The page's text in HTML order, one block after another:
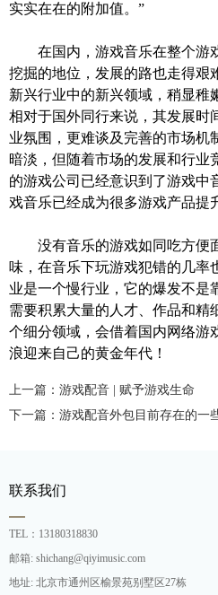
实实在在的附加值。”
在国内， 游戏音乐在整个游
挖掘的地位，发展的路也走得艰
新兴行业中的新兴领域，稍显稚
相对于国外同行来说，其发展时
业氛围，更难谈及完善的市场机
暗淡，但随着市场的发展和行业
的游戏公司已经意识到了游戏中
戏音乐已经成为很多游戏产品提
没有音乐的游戏如同吃方便
味，在音乐下玩游戏犯错的几率
业是一个慢行业， 它的爆发不是
需要积累大量的人才、作品和精
个细分领域， 会借着国内网络游
浪迎来自己的黄金年代 ！
上一篇：游戏配音 | 赋予游戏生命
下一篇：游戏配音外包目前存在的一
联系我们
TEL：13180318830
邮箱: shichang@qiyimusic.com
地址: 北京市通州区榆景苑别墅区27栋